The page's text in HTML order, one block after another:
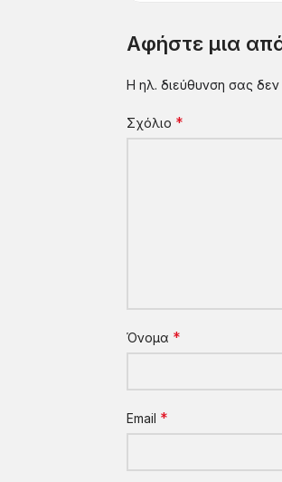
Αφήστε μια
Η ηλ. διεύθυνση σας δεν
Σχόλιο *
Όνομα *
Email *